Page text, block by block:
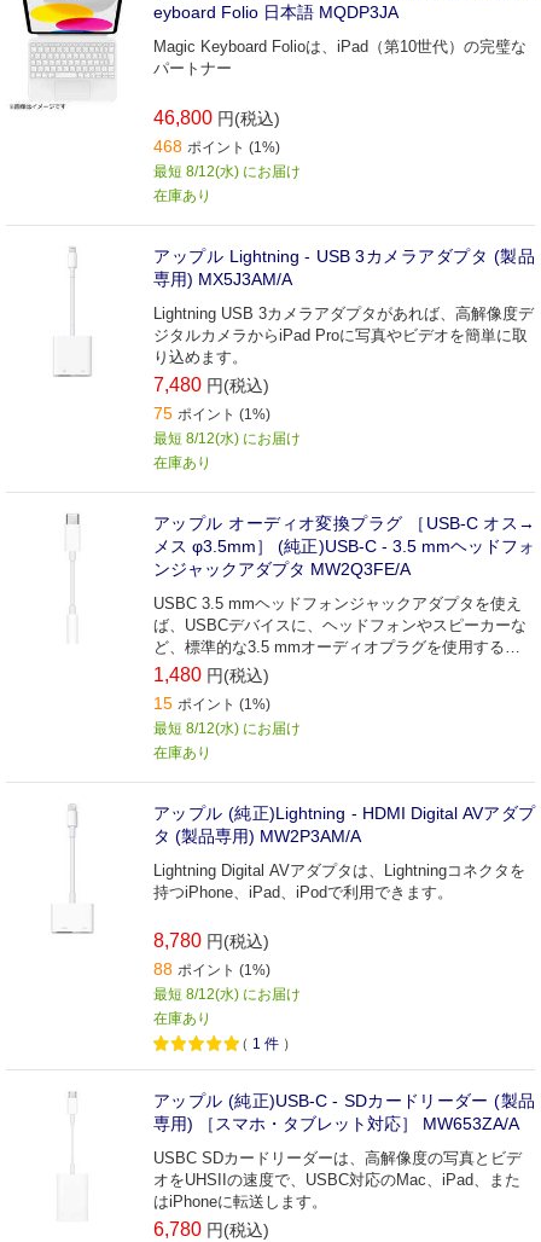
eyboard Folio 日本語 MQDP3JA
Magic Keyboard Folioは、iPad（第10世代）の完璧な
パートナー
46,800 円(税込)
468 ポイント (1%)
最短 8/12(水) にお届け
在庫あり
アップル Lightning - USB 3カメラアダプタ (製品
専用) MX5J3AM/A
Lightning USB 3カメラアダプタがあれば、高解像度デ
ジタルカメラからiPad Proに写真やビデオを簡単に取
り込めます。
7,480 円(税込)
75 ポイント (1%)
最短 8/12(水) にお届け
在庫あり
アップル オーディオ変換プラグ ［USB-C オス→
メス φ3.5mm］ (純正)USB-C - 3.5 mmヘッドフォ
ンジャックアダプタ MW2Q3FE/A
USBC 3.5 mmヘッドフォンジャックアダプタを使え
ば、USBCデバイスに、ヘッドフォンやスピーカーな
ど、標準的な3.5 mmオーディオプラグを使用するデ
バイスをつなぐことができます。
1,480 円(税込)
15 ポイント (1%)
最短 8/12(水) にお届け
在庫あり
アップル (純正)Lightning - HDMI Digital AVアダプ
タ (製品専用) MW2P3AM/A
Lightning Digital AVアダプタは、Lightningコネクタを
持つiPhone、iPad、iPodで利用できます。
8,780 円(税込)
88 ポイント (1%)
最短 8/12(水) にお届け
在庫あり
（ 1 件 ）
アップル (純正)USB-C - SDカードリーダー (製品
専用) ［スマホ・タブレット対応］ MW653ZA/A
USBC SDカードリーダーは、高解像度の写真とビデ
オをUHSIIの速度で、USBC対応のMac、iPad、また
はiPhoneに転送します。
6,780 円(税込)